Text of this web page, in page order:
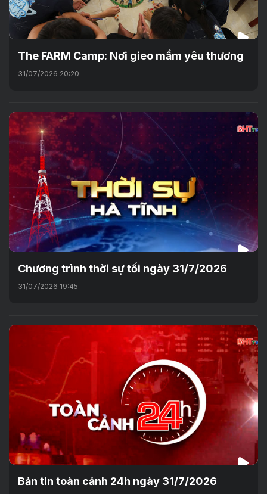
The FARM Camp: Nơi gieo mầm yêu thương
31/07/2026 20:20
Chương trình thời sự tối ngày 31/7/2026
31/07/2026 19:45
Bản tin toàn cảnh 24h ngày 31/7/2026